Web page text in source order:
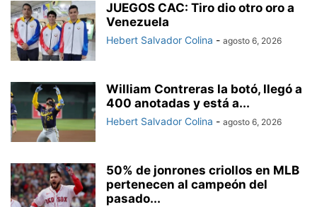
JUEGOS CAC: Tiro dio otro oro a
Venezuela
Hebert Salvador Colina - agosto 6, 2026
William Contreras la botó, llegó a
400 anotadas y está a...
Hebert Salvador Colina - agosto 6, 2026
50% de jonrones criollos en MLB
pertenecen al campeón del
pasado...